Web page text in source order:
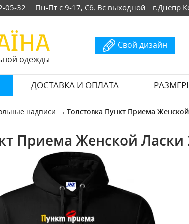
05-32 Пн-Пт с 9-17, Сб, Вс выходной г.Днепр
одежды
Свой дизайн
ДОСТАВКА И ОПЛАТА
надписи Толстовка Пункт Приема
Приема Женской Ласки